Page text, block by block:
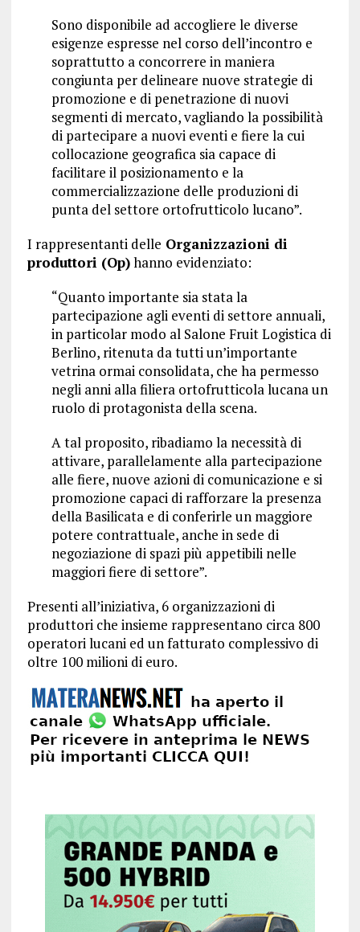
Sono disponibile ad accogliere le diverse
esigenze espresse nel corso dell’incontro e
soprattutto a concorrere in maniera
congiunta per delineare nuove strategie di
promozione e di penetrazione di nuovi
segmenti di mercato, vagliando la possibilità
di partecipare a nuovi eventi e fiere la cui
collocazione geografica sia capace di
facilitare il posizionamento e la
commercializzazione delle produzioni di
punta del settore ortofrutticolo lucano”.
I rappresentanti delle Organizzazioni di
produttori (Op)hanno evidenziato:
“Quanto importante sia stata la
partecipazione agli eventi di settore annuali,
in particolar modo al Salone Fruit Logistica di
Berlino, ritenuta da tutti un’importante
vetrina ormai consolidata, che ha permesso
negli anni alla filiera ortofrutticola lucana un
ruolo di protagonista della scena.
A tal proposito, ribadiamo la necessità di
attivare, parallelamente alla partecipazione
alle fiere, nuove azioni di comunicazione e si
promozione capaci di rafforzare la presenza
della Basilicata e di conferirle un maggiore
potere contrattuale, anche in sede di
negoziazione di spazi più appetibili nelle
maggiori fiere di settore”.
Presenti all’iniziativa, 6 organizzazioni di
produttori che insieme rappresentano circa 800
operatori lucani ed un fatturato complessivo di
oltre 100 milioni di euro.